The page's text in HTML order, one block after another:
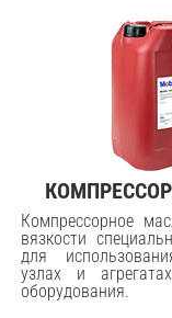
Компрессорное
вязкости
для
узлах и
оборудования.